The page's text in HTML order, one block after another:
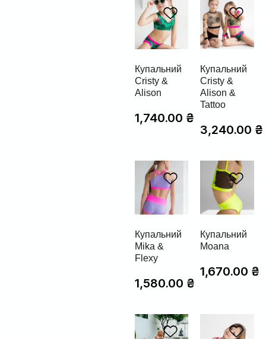
Купальний
Cristy &
Alison
1,740.00 ₴
Купальний
Cristy &
Alison &
Tattoo
3,240.00 ₴
Купальний
Mika &
Flexy
1,580.00 ₴
Купальний
Moana
1,670.00 ₴